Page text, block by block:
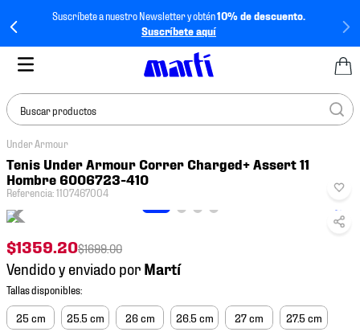
Suscríbete a nuestro Newsletter y obtén10% de descuento.
Suscríbete aquí
Buscar productos
Under Armour
Tenis Under Armour Correr Charged+ Assert 11
Hombre 6006723-410
Referencia:1107467004
$1359.20$1699.00
Vendido y enviado por
25 cm 25.5 cm 26 cm 26.5 cm 27 cm 27.5 cm
TÉRMINOS MÁS
BUSCADOS
1.
tenis mujer
2.
3.
tenis
4
tenis futbol
5.
jersey